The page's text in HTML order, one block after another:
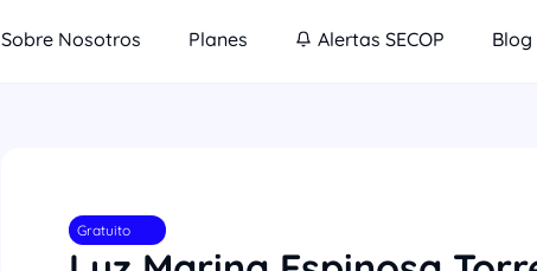
Sobre Nosotros Planes Alertas SECOP Blog
Gratuito